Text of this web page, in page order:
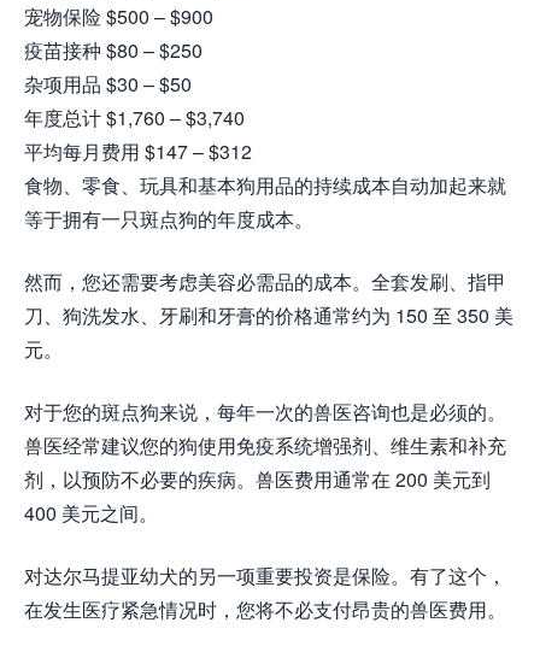
宠物保险 $500 – $900
疫苗接种 $80 – $250
杂项用品 $30 – $50
年度总计 $1,760 – $3,740
平均每月费用 $147 – $312
食物、零食、玩具和基本狗用品的持续成本自动加起来就
等于拥有一只斑点狗的年度成本。
然而，您还需要考虑美容必需品的成本。全套发刷、指甲
刀、狗洗发水、牙刷和牙膏的价格通常约为 150 至 350 美
元。
对于您的斑点狗来说，每年一次的兽医咨询也是必须的。
兽医经常建议您的狗使用免疫系统增强剂、维生素和补充
剂，以预防不必要的疾病。兽医费用通常在 200 美元到
400 美元之间。
对达尔马提亚幼犬的另一项重要投资是保险。有了这个，
在发生医疗紧急情况时，您将不必支付昂贵的兽医费用。